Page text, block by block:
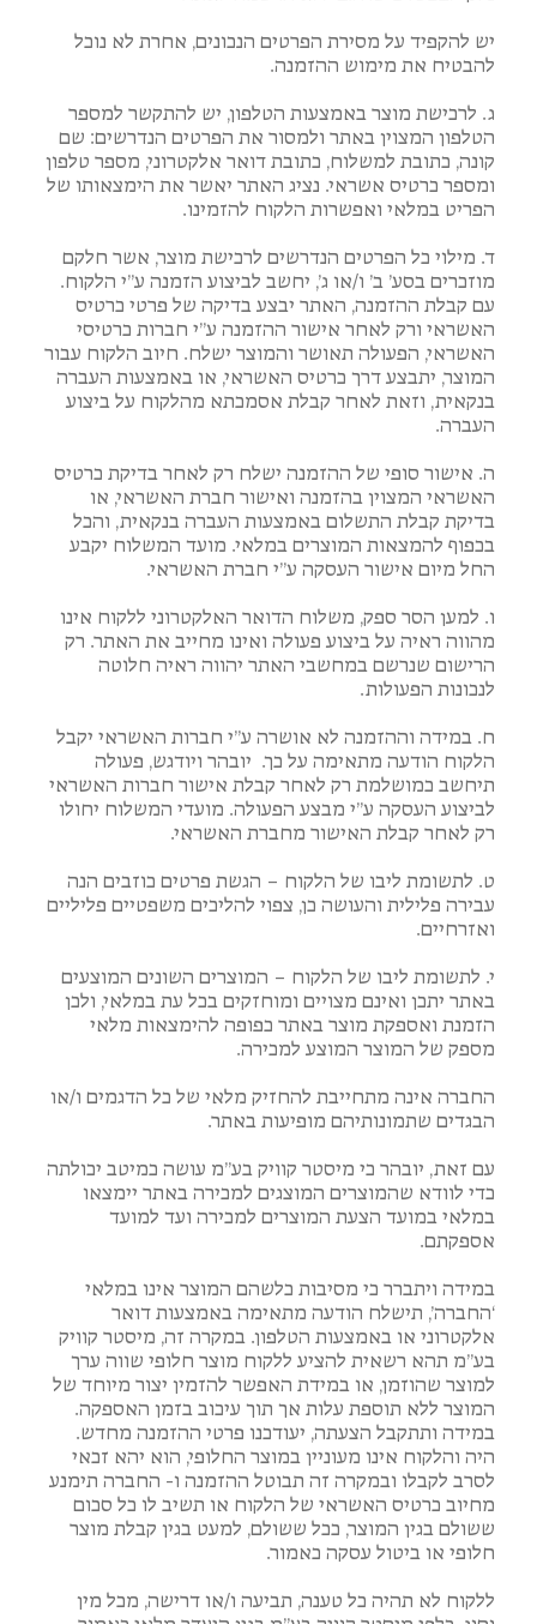
יש להקפיד על מסירת הפרטים הנכונים, אחרת לא נוכל
להבטיח את מימוש ההזמנה.
ג. לרכישת מוצר באמצעות הטלפון, יש להתקשר למספר
הטלפון המצוין באתר ולמסור את הפרטים הנדרשים: שם
קונה, כתובת למשלוח, כתובת דואר אלקטרוני, מספר טלפון
ומספר כרטיס אשראי. נציג האתר יאשר את הימצאותו של
הפריט במלאי ואפשרות הלקוח להזמינו.
ד. מילוי כל הפרטים הנדרשים לרכישת מוצר, אשר חלקם
מוזכרים בסע’ ב’ ו/או ג’, יחשב לביצוע הזמנה ע”י הלקוח.
עם קבלת ההזמנה, האתר יבצע בדיקה של פרטי כרטיס
האשראי ורק לאחר אישור ההזמנה ע”י חברות כרטיסי
האשראי, הפעולה תאושר והמוצר ישלח. חיוב הלקוח עבור
המוצר, יתבצע דרך כרטיס האשראי, או באמצעות העברה
בנקאית, וזאת לאחר קבלת אסמכתא מהלקוח על ביצוע
העברה.
ה. אישור סופי של ההזמנה ישלח רק לאחר בדיקת כרטיס
האשראי המצוין בהזמנה ואישור חברת האשראי, או
בדיקת קבלת התשלום באמצעות העברה בנקאית, והכל
בכפוף להמצאות המוצרים במלאי. מועד המשלוח יקבע
החל מיום אישור העסקה ע”י חברת האשראי.
ו. למען הסר ספק, משלוח הדואר האלקטרוני ללקוח אינו
מהווה ראיה על ביצוע פעולה ואינו מחייב את האתר. רק
הרישום שנרשם במחשבי האתר יהווה ראיה חלוטה
לנכונות הפעולות.
ח. במידה וההזמנה לא אושרה ע”י חברות האשראי יקבל
הלקוח הודעה מתאימה על כך. יובהר ויודגש, פעולה
תיחשב כמושלמת רק לאחר קבלת אישור חברות האשראי
לביצוע העסקה ע”י מבצע הפעולה. מועדי המשלוח יחולו
רק לאחר קבלת האישור מחברת האשראי.
ט. לתשומת ליבו של הלקוח – הגשת פרטים כוזבים הנה
עבירה פלילית והעושה כן, צפוי להליכים משפטיים פליליים
ואזרחיים.
י. לתשומת ליבו של הלקוח – המוצרים השונים המוצעים
באתר יתכן ואינם מצויים ומוחזקים בכל עת במלאי, ולכן
הזמנת ואספקת מוצר באתר כפופה להימצאות מלאי
מספק של המוצר המוצע למכירה.
החברה אינה מתחייבת להחזיק מלאי של כל הדגמים ו/או
הבגדים שתמונותיהם מופיעות באתר.
עם זאת, יובהר כי מיסטר קוויק בע”מ עושה כמיטב יכולתה
כדי לוודא שהמוצרים המוצגים למכירה באתר יימצאו
במלאי במועד הצעת המוצרים למכירה ועד למועד
אספקתם.
במידה ויתברר כי מסיבות כלשהם המוצר אינו במלאי
‘החברה’, תישלח הודעה מתאימה באמצעות דואר
אלקטרוני או באמצעות הטלפון. במקרה זה, מיסטר קוויק
בע”מ תהא רשאית להציע ללקוח מוצר חלופי שווה ערך
למוצר שהוזמן, או במידת האפשר להזמין יצור מיוחד של
המוצר ללא תוספת עלות אך תוך עיכוב בזמן האספקה.
במידה ותתקבל הצעתה, יעודכנו פרטי ההזמנה מחדש.
היה והלקוח אינו מעוניין במוצר החלופי, הוא יהא זכאי
לסרב לקבלו ובמקרה זה תבוטל ההזמנה ו- החברה תימנע
מחיוב כרטיס האשראי של הלקוח או תשיב לו כל סכום
ששולם בגין המוצר, ככל ששולם, למעט בגין קבלת מוצר
חלופי או ביטול עסקה כאמור.
ללקוח לא תהיה כל טענה, תביעה ו/או דרישה, מכל מין